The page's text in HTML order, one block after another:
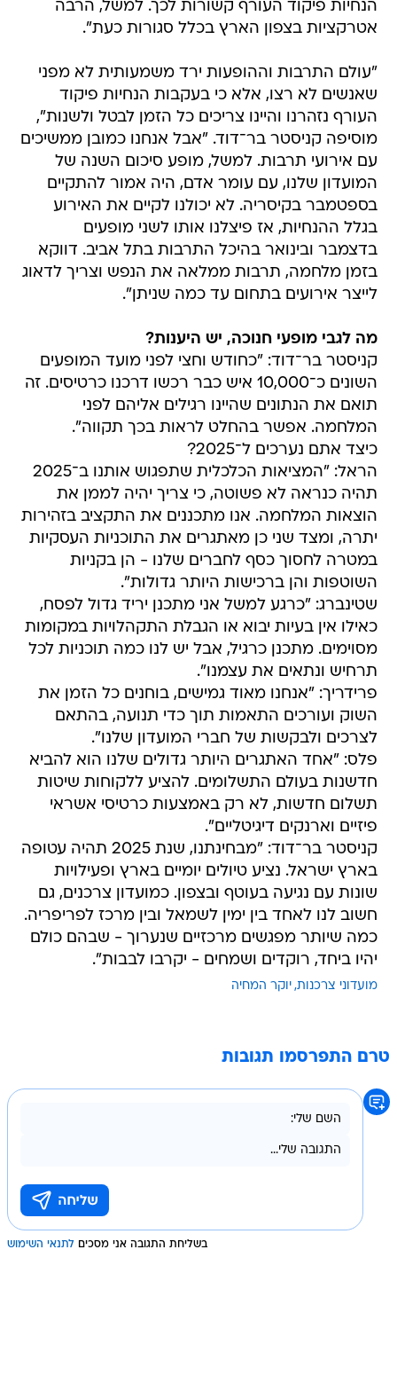
הנחיות פיקוד העורף קשורות לכך. למשל, הרבה
אטרקציות בצפון הארץ בכלל סגורות כעת".
"עולם התרבות וההופעות ירד משמעותית לא מפני
שאנשים לא רצו, אלא כי בעקבות הנחיות פיקוד
העורף נזהרנו והיינו צריכים כל הזמן לבטל ולשנות",
מוסיפה קניסטר בר־דוד. "אבל אנחנו כמובן ממשיכים
עם אירועי תרבות. למשל, מופע סיכום השנה של
המועדון שלנו, עם עומר אדם, היה אמור להתקיים
בספטמבר בקיסריה. לא יכולנו לקיים את האירוע
בגלל ההנחיות, אז פיצלנו אותו לשני מופעים
בדצמבר ובינואר בהיכל התרבות בתל אביב. דווקא
בזמן מלחמה, תרבות ממלאה את הנפש וצריך לדאוג
לייצר אירועים בתחום עד כמה שניתן".
מה לגבי מופעי חנוכה, יש היענות?
קניסטר בר־דוד: "כחודש וחצי לפני מועד המופעים
השונים כ־10,000 איש כבר רכשו דרכנו כרטיסים. זה
תואם את הנתונים שהיינו רגילים אליהם לפני
המלחמה. אפשר בהחלט לראות בכך תקווה".
כיצד אתם נערכים ל־2025?
הראל: "המציאות הכלכלית שתפגוש אותנו ב־2025
תהיה כנראה לא פשוטה, כי צריך יהיה לממן את
הוצאות המלחמה. אנו מתכננים את התקציב בזהירות
יתרה, ומצד שני כן מאתגרים את התוכניות העסקיות
במטרה לחסוך כסף לחברים שלנו - הן בקניות
השוטפות והן ברכישות היותר גדולות".
שטינברג: "כרגע למשל אני מתכנן יריד גדול לפסח,
כאילו אין בעיות יבוא או הגבלת התקהלויות במקומות
מסוימים. מתכנן כרגיל, אבל יש לנו כמה תוכניות לכל
תרחיש ונתאים את עצמנו".
פרידריך: "אנחנו מאוד גמישים, בוחנים כל הזמן את
השוק ועורכים התאמות תוך כדי תנועה, בהתאם
לצרכים ולבקשות של חברי המועדון שלנו".
פלס: "אחד האתגרים היותר גדולים שלנו הוא להביא
חדשנות בעולם התשלומים. להציע ללקוחות שיטות
תשלום חדשות, לא רק באמצעות כרטיסי אשראי
פיזיים וארנקים דיגיטליים".
קניסטר בר־דוד: "מבחינתנו, שנת 2025 תהיה עטופה
בארץ ישראל. נציע טיולים יומיים בארץ ופעילויות
שונות עם נגיעה בעוטף ובצפון. כמועדון צרכנים, גם
חשוב לנו לאחד בין ימין לשמאל ובין מרכז לפריפריה.
כמה שיותר מפגשים מרכזיים שנערוך - שבהם כולם
יהיו ביחד, רוקדים ושמחים - יקרבו לבבות".
מועדוני צרכנות יוקר המחיה
טרם התפרסמו תגובות
בשליחת התגובה אני מסכים לתנאי השימוש